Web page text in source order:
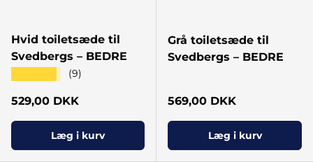
Hvid toiletsæde til
Svedbergs – BEDRE
(9)
Normal pris
529,00 DKK
Læg i kurv
Grå toiletsæde til
Svedbergs – BEDRE
Normal pris
569,00 DKK
Læg i kurv